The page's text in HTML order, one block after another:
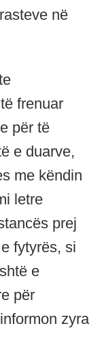
në
frenuar
për të
e duarve,
me këndin
letre
prej
fytyrës, si
e
për
zyra